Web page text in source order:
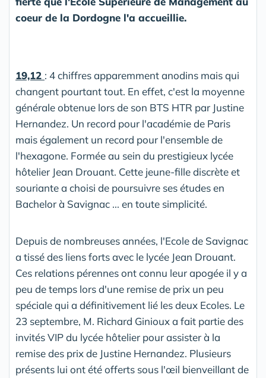
coeur de la Dordogne l'a accueillie.
19,12 : 4 chiffres apparemment anodins mais qui
changent pourtant tout. En effet, c'est la moyenne
générale obtenue lors de son BTS HTR par Justine
Hernandez. Un record pour l'académie de Paris
mais également un record pour l'ensemble de
l'hexagone. Formée au sein du prestigieux lycée
hôtelier Jean Drouant. Cette jeune-fille discrète et
souriante a choisi de poursuivre ses études en
Bachelor à Savignac ... en toute simplicité.
Depuis de nombreuses années, l'Ecole de Savignac
a tissé des liens forts avec le lycée Jean Drouant.
Ces relations pérennes ont connu leur apogée il y a
peu de temps lors d'une remise de prix un peu
spéciale qui a définitivement lié les deux Ecoles. Le
23 septembre, M. Richard Ginioux a fait partie des
invités VIP du lycée hôtelier pour assister à la
remise des prix de Justine Hernandez. Plusieurs
présents lui ont été offerts sous l'œil bienveillant de